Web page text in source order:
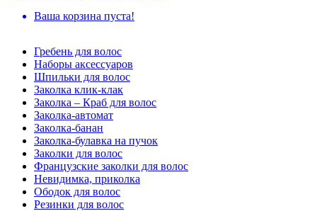
Ваша корзина пуста!
Гребень для волос
Наборы аксессуаров
Шпильки для волос
Заколка клик-клак
Заколка – Краб для волос
Заколка-автомат
Заколка-банан
Заколка-булавка на пучок
Заколки для волос
Французские заколки для волос
Невидимка, приколка
Ободок для волос
Резинки для волос